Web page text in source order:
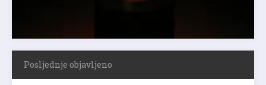
Posljednje objavljeno